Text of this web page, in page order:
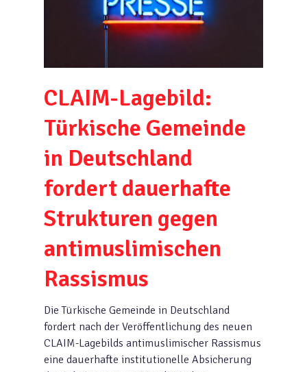
CLAIM-Lagebild:
Türkische Gemeinde
in Deutschland
fordert dauerhafte
Strukturen gegen
antimuslimischen
Rassismus
Die Türkische Gemeinde in Deutschland
fordert nach der Veröffentlichung des neuen
CLAIM-Lagebilds antimuslimischer Rassismus
eine dauerhafte institutionelle Absicherung